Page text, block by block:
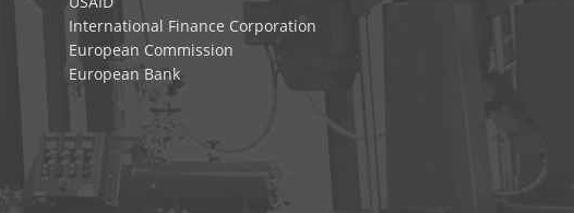
International Finance Corporation
European Commission
European Bank